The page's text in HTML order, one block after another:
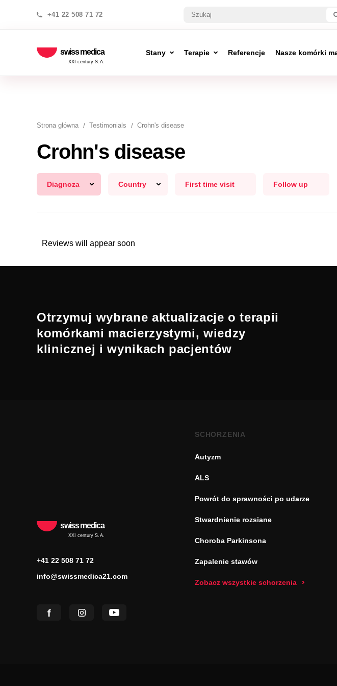
+41 22 508 71 72
swiss medica
XXI century S.A.
Stany Terapie Referencje Nasze komórki
Strona główna Testimonials Crohn's disease
Crohn's disease
Diagnoza Country First time visit Follow up
Reviews will appear soon
Otrzymuj wybrane aktualizacje o terapii
komórkami macierzystymi, wiedzy
klinicznej i wynikach pacjentów
swiss medica
XXI century S.A.
+41 22 508 71 72
info@swissmedica21.com
SCHORZENIA
Autyzm
ALS
Powrót do sprawności po udarze
Stwardnienie rozsiane
Choroba Parkinsona
Zapalenie stawów
Zobacz wszystkie schorzenia